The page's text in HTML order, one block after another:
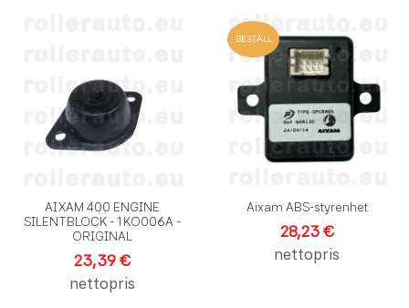
Lägg till i önskelistan
Lägg till i jämförelse
Snabbvy
AIXAM 400 ENGINE
SILENTBLOCK - 1KO006A -
ORIGINAL
23,39 €
nettopris
BESTÄLL
Aixam ABS-styrenhet
28,23 €
nettopris